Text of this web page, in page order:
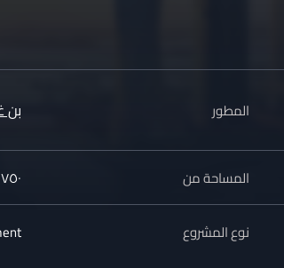
المطور
المساحة من ٧٥٠ قدم²
نوع المشروع